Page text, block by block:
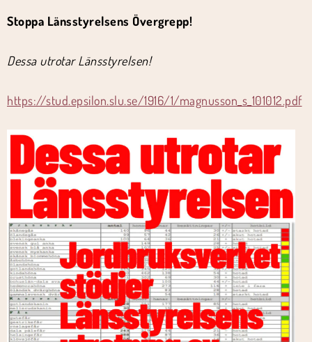
Stoppa Länsstyrelsens Övergrepp!
Dessa utrotar Länsstyrelsen!
https://stud.epsilon.slu.se/1916/1/magnusson_s_101012.pdf